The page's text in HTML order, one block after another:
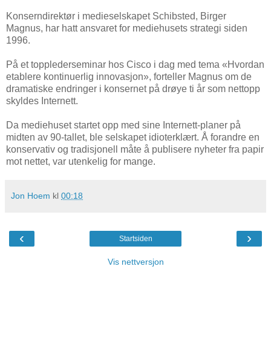
Konserndirektør i medieselskapet Schibsted, Birger
Magnus, har hatt ansvaret for mediehusets strategi siden
1996.
På et topplederseminar hos Cisco i dag med tema «Hvordan
etablere kontinuerlig innovasjon», forteller Magnus om de
dramatiske endringer i konsernet på drøye ti år som nettopp
skyldes Internett.
Da mediehuset startet opp med sine Internett-planer på
midten av 90-tallet, ble selskapet idioterklært. Å forandre en
konservativ og tradisjonell måte å publisere nyheter fra papir
mot nettet, var utenkelig for mange.
Jon Hoem kl 00:18
‹ ›
Startsiden
Vis nettversjon